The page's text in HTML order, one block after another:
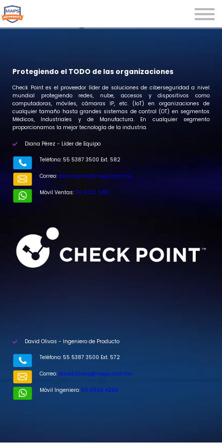
Seminarios
Iniciar sesión
Registrarse
Protegiendo el TODO de las organizaciones
Check Point es el proveedor líder de soluciones de ciberseguridad a nivel
mundial protegiendo redes, nube, accesos y dispositivos como
computadoras, móviles, cámaras IP, etc. (IoT) en organizaciones de
cualquier tamaño hasta grandes sistemas de control (OT) en segmentos
Médicos, Industriales y de Manufactura. En cualquier segmento
proporcionamos la mejor tecnología de la industria.
Diana Pérez - Líder de Equipo
Teléfono: 55 5387 3500 Ext. 582
Correo: diana.perez@maps.com.mx
Móvil Ventas: 55 3332 2415
David Olivas - Ingeniero de Producto
Teléfono: 55 5387 3500 Ext. 572
Correo: david.olivas@maps.com.mx
Móvil Ingeniero: 55 6806 4268